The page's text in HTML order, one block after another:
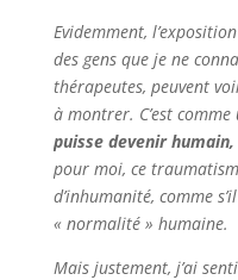
Evidemment,
des gens que je ne
thérapeutes, peuvent
à montrer. C’est comme
puisse devenir
pour moi, ce
d’inhumanité, comme
« normalité » humaine.
Mais justement, j’ai